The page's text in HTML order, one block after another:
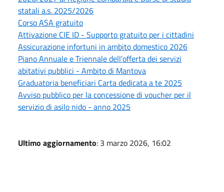
statali a.s. 2025/2026
Corso ASA gratuito
Attivazione CIE ID - Supporto gratuito per i cittadini
Assicurazione infortuni in ambito domestico 2026
Piano Annuale e Triennale dell’offerta dei servizi
abitativi pubblici - Ambito di Mantova
Graduatoria beneficiari Carta dedicata a te 2025
Avviso pubblico per la concessione di voucher per il
servizio di asilo nido - anno 2025
Ultimo aggiornamento: 3 marzo 2026, 16:02